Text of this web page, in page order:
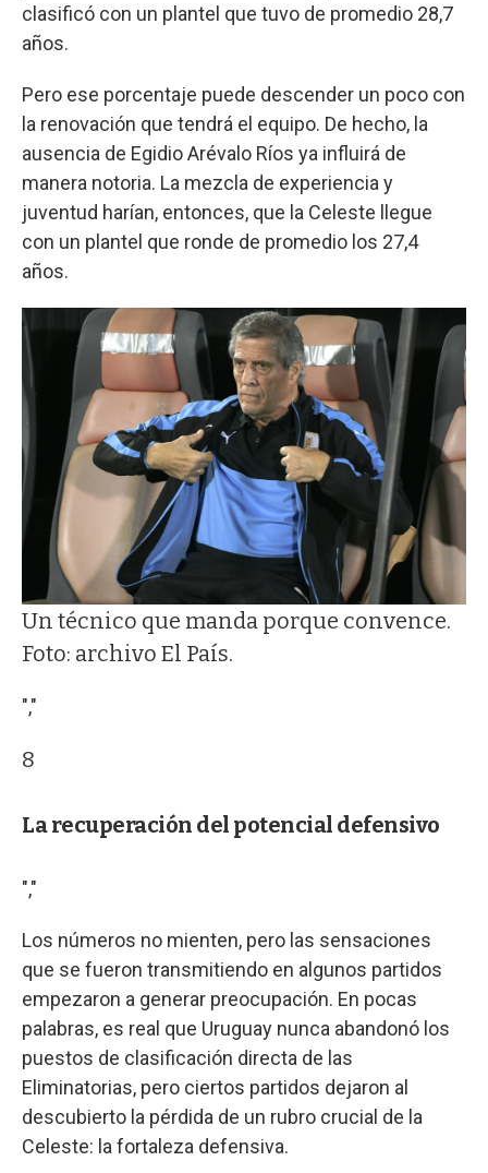
clasificó con un plantel que tuvo de promedio 28,7
años.
Pero ese porcentaje puede descender un poco con
la renovación que tendrá el equipo. De hecho, la
ausencia de Egidio Arévalo Ríos ya influirá de
manera notoria. La mezcla de experiencia y
juventud harían, entonces, que la Celeste llegue
con un plantel que ronde de promedio los 27,4
años.
Un técnico que manda porque convence.
Foto: archivo El País.
","
8
La recuperación del potencial defensivo
","
Los números no mienten, pero las sensaciones
que se fueron transmitiendo en algunos partidos
empezaron a generar preocupación. En pocas
palabras, es real que Uruguay nunca abandonó los
puestos de clasificación directa de las
Eliminatorias, pero ciertos partidos dejaron al
descubierto la pérdida de un rubro crucial de la
Celeste: la fortaleza defensiva.